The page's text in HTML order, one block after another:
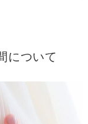
について